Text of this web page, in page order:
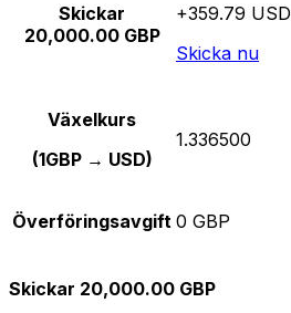
Skickar
20,000.00 GBP
+359.79 USD
Skicka nu
Växelkurs
(1GBP → USD)
1.336500
Överföringsavgift 0 GBP
Skickar 20,000.00 GBP